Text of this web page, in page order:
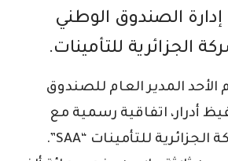
إدارة الصندوق الوطني
الجزائرية للتأمينات.
المدير العام للصندوق
أدرار، اتفاقية رسمية مع
المدير العام للشركة الجزائرية للتأمينات “SAA”.